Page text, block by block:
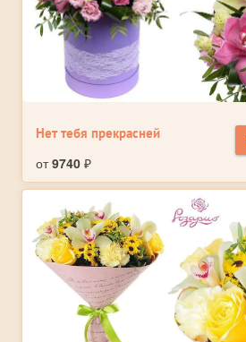
Нет тебя прекрасней
от9740 ₽